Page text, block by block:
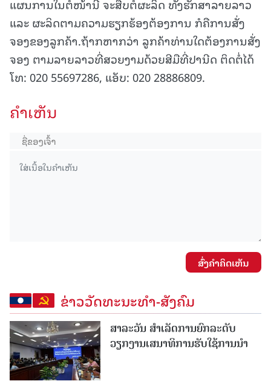
ແຜນການໃນຕໍ່ໜ້ານີ້ ຈະສືບຕໍ່ຜະລິດ ທັງຮັກສາລາຍລາວ
ແລະ ຜະລິດຕາມຄວາມຮຽກຮ້ອງຕ້ອງການ ກໍຄືການສັ່ງ
ຈອງຂອງລູກຄ້າ.ຖ້າກຫາກວ່າ ລູກຄ້າທ່ານໃດຕ້ອງການສັ່ງ
ຈອງ ຕາມລາຍລາວທີ່ສວຍງາມດ້ວຍສີມືທີ່ປານີດ ຕິດຕໍ່ໄດ້
ໂທ: 020 55697286, ແອັບ: 020 28886809.
ຄໍາເຫັນ
ສົ່ງຄໍາຄິດເຫັນ
ຂ່າວວັດທະນະທຳ-ສັງຄົມ
ສາລະວັນ ສໍາເລັດການຍົກລະດັບ
ວຽກງານເສນາທິການຮັບໃຊ້ການນໍາ